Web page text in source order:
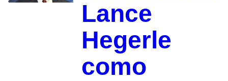
Lance
Hegerle
como